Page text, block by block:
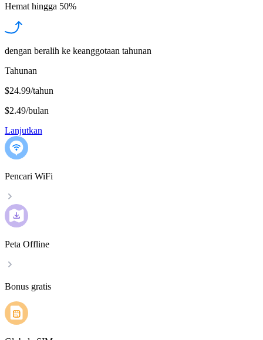
Hemat hingga 50%
dengan beralih ke keanggotaan tahunan
Tahunan
$24.99/tahun
$2.49/bulan
Lanjutkan
Pencari WiFi
Peta Offline
Bonus gratis